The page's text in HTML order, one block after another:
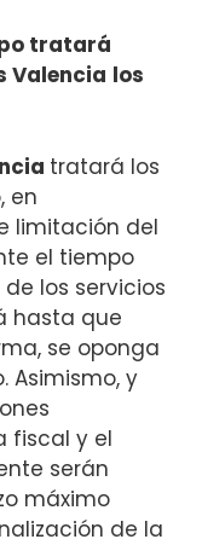
tratará
Valencia los
tratará los
en
limitación del
el tiempo
los servicios
hasta que
se oponga
Asimismo, y
fiscal y el
serán
máximo
de la